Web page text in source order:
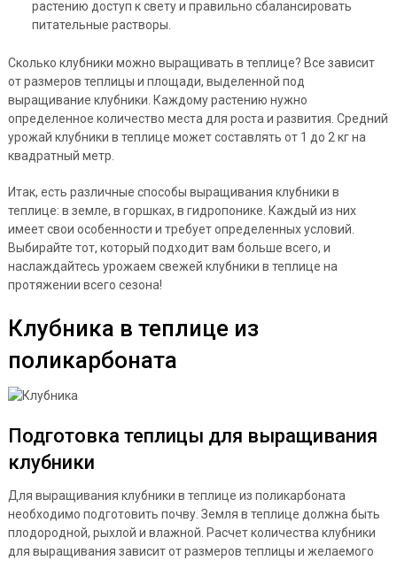
растению доступ к свету и правильно сбалансировать
питательные растворы.
Сколько клубники можно выращивать в теплице? Все зависит
от размеров теплицы и площади, выделенной под
выращивание клубники. Каждому растению нужно
определенное количество места для роста и развития. Средний
урожай клубники в теплице может составлять от 1 до 2 кг на
квадратный метр.
Итак, есть различные способы выращивания клубники в
теплице: в земле, в горшках, в гидропонике. Каждый из них
имеет свои особенности и требует определенных условий.
Выбирайте тот, который подходит вам больше всего, и
наслаждайтесь урожаем свежей клубники в теплице на
протяжении всего сезона!
Клубника в теплице из
поликарбоната
Подготовка теплицы для выращивания
клубники
Для выращивания клубники в теплице из поликарбоната
необходимо подготовить почву. Земля в теплице должна быть
плодородной, рыхлой и влажной. Расчет количества клубники
для выращивания зависит от размеров теплицы и желаемого